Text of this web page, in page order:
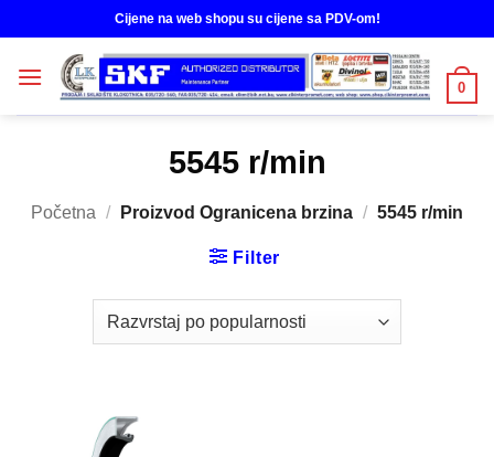
to
content
Cijene na web shopu su cijene sa PDV-om!
0
5545 r/min
Početna / Proizvod Ogranicena brzina / 5545 r/min
Filter